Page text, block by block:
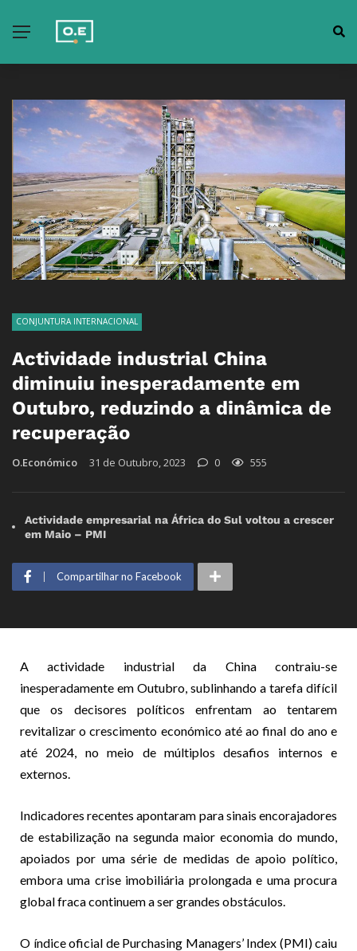
CONJUNTURA INTERNACIONAL
Actividade industrial China
diminuiu inesperadamente em
Outubro, reduzindo a dinâmica de
recuperação
O.Económico 31 de Outubro, 2023 0 555
Actividade empresarial na África do Sul voltou a crescer
em Maio – PMI
Compartilhar no Facebook
A actividade industrial da China contraiu-se
inesperadamente em Outubro, sublinhando a tarefa difícil
que os decisores políticos enfrentam ao tentarem
revitalizar o crescimento económico até ao final do ano e
até 2024, no meio de múltiplos desafios internos e
externos.
Indicadores recentes apontaram para sinais encorajadores
de estabilização na segunda maior economia do mundo,
apoiados por uma série de medidas de apoio político,
embora uma crise imobiliária prolongada e uma procura
global fraca continuem a ser grandes obstáculos.
O índice oficial de Purchasing Managers’ Index (PMI) caiu